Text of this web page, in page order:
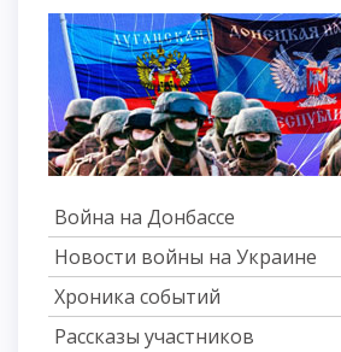
Война на Донбассе
Новости войны на Украине
Хроника событий
Рассказы участников